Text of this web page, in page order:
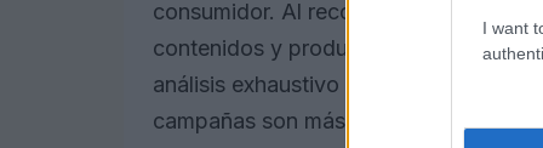
I want
consumidor. Al recopilar información
contenidos y productos, podemos
análisis exhaustivo del
campañas son más efectivas y cuáles